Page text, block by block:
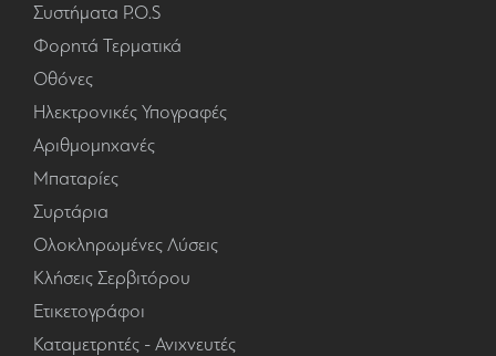
Συστήματα P.O.S
Φορητά Τερματικά
Οθόνες
Ηλεκτρονικές Υπογραφές
Αριθμομηχανές
Μπαταρίες
Συρτάρια
Ολοκληρωμένες Λύσεις
Κλήσεις Σερβιτόρου
Ετικετογράφοι
Καταμετρητές - Ανιχνευτές